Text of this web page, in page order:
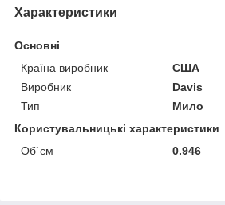
Характеристики
Основні
Країна виробник
США
Виробник
Davis
Тип
Мило
Користувальницькі характеристики
Об`єм
0.946